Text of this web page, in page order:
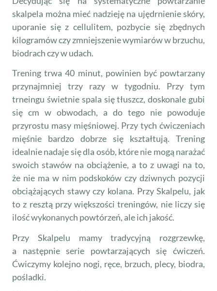
skalpela można mieć nadzieję na ujędrnienie skóry,
uporanie się z cellulitem, pozbycie się zbędnych
kilogramów czy zmniejszenie wymiarów w brzuchu,
biodrach czy w udach.
Trening trwa 40 minut, powinien być powtarzany
przynajmniej trzy razy w tygodniu. Przy tym
trneingu świetnie spala się tłuszcz, doskonale gubi
się cm w obwodach, a do tego nie powoduje
przyrostu masy mięśniowej. Przy tych ćwiczeniach
mięśnie bardzo dobrze się kształtują. Trening
idealnie nadaje się dla osób, które nie mogą narażać
swoich stawów na obciążenie, a to z uwagi na to,
że nie ma w nim podskoków czy dziwnych pozycji
obciążających stawy czy kolana. Przy Skalpelu, jak
to z resztą przy większości treningów, nie liczy się
ilość wykonanych powtórzeń, ale ich jakość.
Przy Skalpelu mamy tradycyjną rozgrzewkę,
a następnie serie powtarzających się ćwiczeń.
Ćwiczymy kolejno nogi, ręce, brzuch, plecy, biodra,
pośladki.